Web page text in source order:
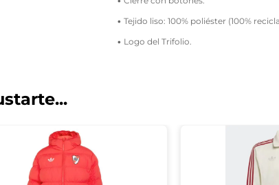
• Tejido liso: 100% poliéster (100%
• Logo del Trifolio.